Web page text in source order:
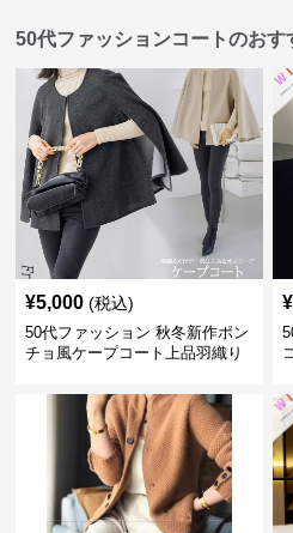
50代ファッションコートのおす
¥5,000 (税込)
50代ファッション 秋冬新作ポン
チョ風ケープコート上品羽織り
¥